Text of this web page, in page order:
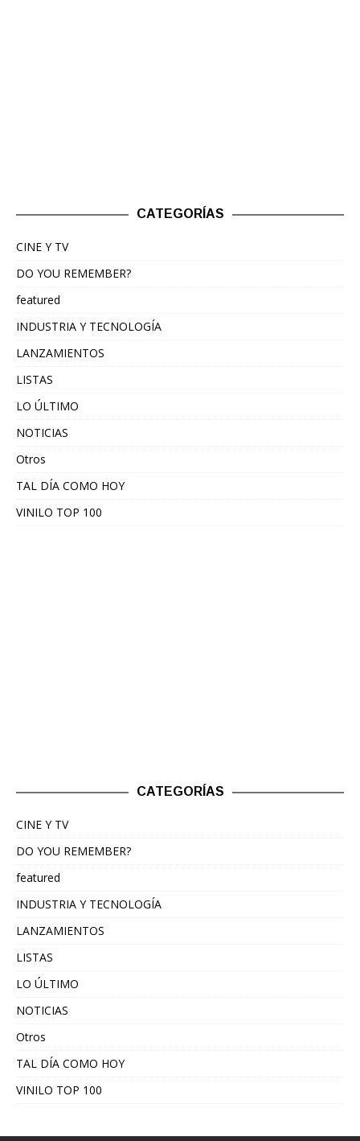
CATEGORÍAS
CINE Y TV
DO YOU REMEMBER?
featured
INDUSTRIA Y TECNOLOGÍA
LANZAMIENTOS
LISTAS
LO ÚLTIMO
NOTICIAS
Otros
TAL DÍA COMO HOY
VINILO TOP 100
CATEGORÍAS
CINE Y TV
DO YOU REMEMBER?
featured
INDUSTRIA Y TECNOLOGÍA
LANZAMIENTOS
LISTAS
LO ÚLTIMO
NOTICIAS
Otros
TAL DÍA COMO HOY
VINILO TOP 100